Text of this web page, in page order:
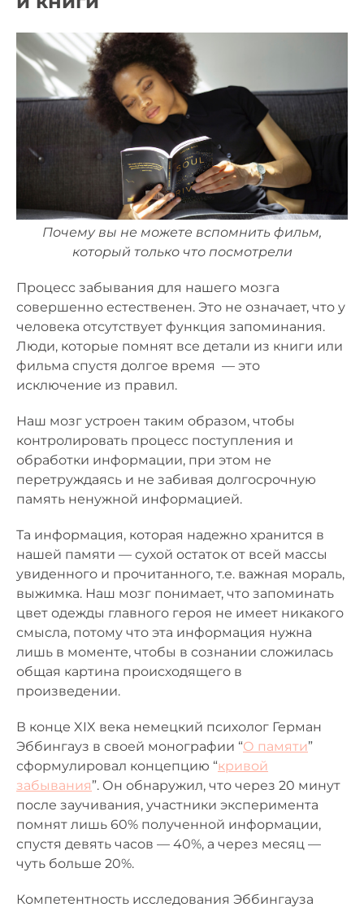
Почему вы не можете вспомнить фильм,
который только что посмотрели
Процесс забывания для нашего мозга
совершенно естественен. Это не означает, что у
человека отсутствует функция запоминания.
Люди, которые помнят все детали из книги или
фильма спустя долгое время — это
исключение из правил.
Наш мозг устроен таким образом, чтобы
контролировать процесс поступления и
обработки информации, при этом не
перетруждаясь и не забивая долгосрочную
память ненужной информацией.
Та информация, которая надежно хранится в
нашей памяти — сухой остаток от всей массы
увиденного и прочитанного, т.е. важная мораль,
выжимка. Наш мозг понимает, что запоминать
цвет одежды главного героя не имеет никакого
смысла, потому что эта информация нужна
лишь в моменте, чтобы в сознании сложилась
общая картина происходящего в
произведении.
В конце XIX века немецкий психолог Герман
Эббингауз в своей монографии “О памяти”
сформулировал концепцию “кривой
забывания”. Он обнаружил, что через 20 минут
после заучивания, участники эксперимента
помнят лишь 60% полученной информации,
спустя девять часов — 40%, а через месяц —
чуть больше 20%.
Компетентность исследования Эббингауза